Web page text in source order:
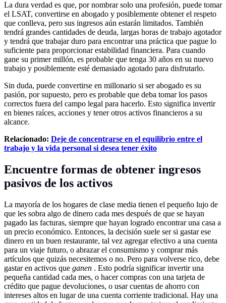
La dura verdad es que, por nombrar solo una profesión, puede tomar
el LSAT, convertirse en abogado y posiblemente obtener el respeto
que conlleva, pero sus ingresos aún estarán limitados. También
tendrá grandes cantidades de deuda, largas horas de trabajo agotador
y tendrá que trabajar duro para encontrar una práctica que pague lo
suficiente para proporcionar estabilidad financiera. Para cuando
gane su primer millón, es probable que tenga 30 años en su nuevo
trabajo y posiblemente esté demasiado agotado para disfrutarlo.
Sin duda, puede convertirse en millonario si ser abogado es su
pasión, por supuesto, pero es probable que deba tomar los pasos
correctos fuera del campo legal para hacerlo. Esto significa invertir
en bienes raíces, acciones y tener otros activos financieros a su
alcance.
Relacionado: Deje de concentrarse en el equilibrio entre el
trabajo y la vida personal si desea tener éxito
Encuentre formas de obtener ingresos
pasivos de los activos
La mayoría de los hogares de clase media tienen el pequeño lujo de
que les sobra algo de dinero cada mes después de que se hayan
pagado las facturas, siempre que hayan logrado encontrar una casa a
un precio económico. Entonces, la decisión suele ser si gastar ese
dinero en un buen restaurante, tal vez agregar efectivo a una cuenta
para un viaje futuro, o abrazar el consumismo y comprar más
artículos que quizás necesitemos o no. Pero para volverse rico, debe
gastar en activos que ganen . Esto podría significar invertir una
pequeña cantidad cada mes, o hacer compras con una tarjeta de
crédito que pague devoluciones, o usar cuentas de ahorro con
intereses altos en lugar de una cuenta corriente tradicional. Hay una